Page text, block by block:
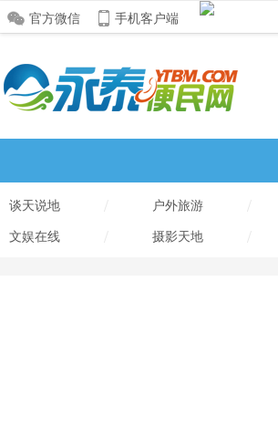
官方微信 手机客户端
谈天说地 户外旅游
文娱在线 摄影天地